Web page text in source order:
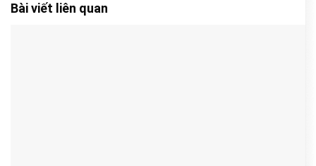
Bài viết liên quan